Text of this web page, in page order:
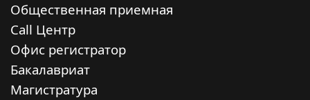
Общественная приемная
Call Центр
Офис регистратор
Бакалавриат
Магистратура